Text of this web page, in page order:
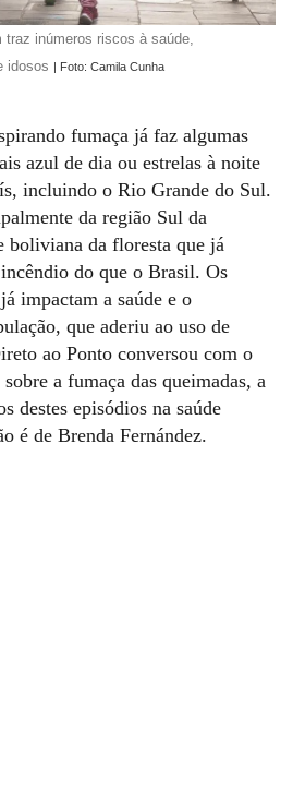
traz inúmeros riscos à saúde,
idosos | Foto: Camila Cunha
fumaça já faz algumas
azul de dia ou estrelas à noite
incluindo o Rio Grande do Sul.
da região Sul da
boliviana da floresta que já
do que o Brasil. Os
impactam a saúde e o
que aderiu ao uso de
ao Ponto conversou com o
a fumaça das queimadas, a
destes episódios na saúde
é de Brenda Fernández.